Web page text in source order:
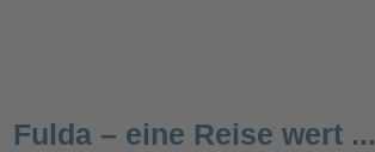
Fulda – eine Reise wert ...